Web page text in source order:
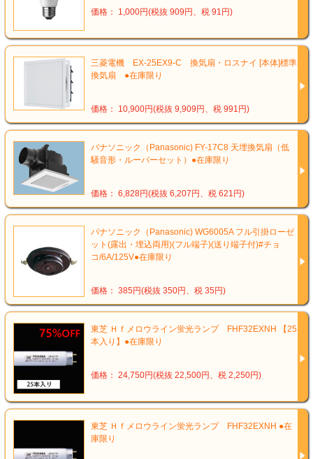
価格： 1,000円(税抜 909円、税 91円)
三菱電機 EX-25EX9-C 換気扇・ロスナイ [本体]標準
換気扇 ●在庫限り
価格： 10,900円(税抜 9,909円、税 991円)
パナソニック（Panasonic) FY-17C8 天埋換気扇（低
騒音形・ルーバーセット）●在庫限り
価格： 6,828円(税抜 6,207円、税 621円)
パナソニック（Panasonic) WG6005A フル引掛ローゼ
ット(露出・埋込両用)(フル端子)(送り端子付)#チョ
コ/6A/125V●在庫限り
価格： 385円(税抜 350円、税 35円)
東芝 Ｈｆメロウライン蛍光ランプ FHF32EXNH 【25
本入り】●在庫限り
価格： 24,750円(税抜 22,500円、税 2,250円)
東芝 Ｈｆメロウライン蛍光ランプ FHF32EXNH ●在
庫限り